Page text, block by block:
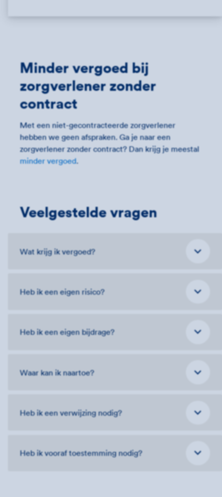
Minder vergoed bij
zorgverlener zonder
contract
Met een niet-gecontracteerde zorgverlener
hebben we geen afspraken. Ga je naar een
zorgverlener zonder contract? Dan krijg je meestal
minder vergoed.
Veelgestelde vragen
Wat krijg ik vergoed?
Heb ik een eigen risico?
Heb ik een eigen bijdrage?
Waar kan ik naartoe?
Heb ik een verwijzing nodig?
Heb ik vooraf toestemming nodig?